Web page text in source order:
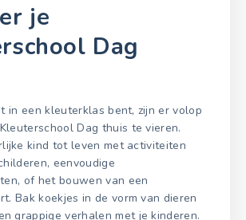
je
Dag
in een kleuterklas bent, zijn er volop
Dag thuis te vieren.
kind tot leven met activiteiten
eenvoudige
of het bouwen van een
Bak koekjes in de vorm van dieren
grappige verhalen met je kinderen.